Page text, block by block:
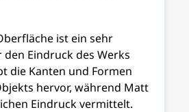
ist ein sehr
Eindruck des Werks
die Kanten und Formen
hervor, während Matt
Eindruck vermittelt.